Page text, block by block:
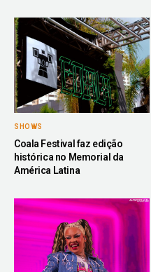
SHOWS
Coala Festival faz edição
histórica no Memorial da
América Latina